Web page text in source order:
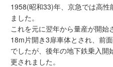
ご注文方法
ヘルプページ
1958(昭和33)年、京急では高
ました。
これを元に翌年から量産が開始
18m片開き3扉車体とされ、前
でしたが、後年の地下鉄乗入
更されました。